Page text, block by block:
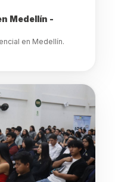
Medellín -
en Medellín.